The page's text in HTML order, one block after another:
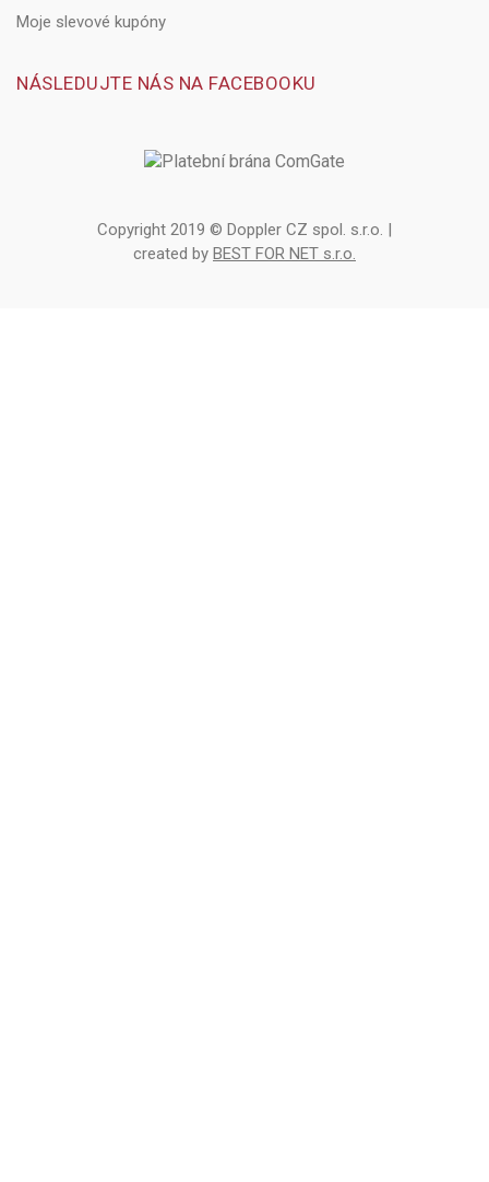
Moje slevové kupóny
NÁSLEDUJTE NÁS NA FACEBOOKU
Copyright 2019 © Doppler CZ spol. s.r.o. |
created by BEST FOR NET s.r.o.